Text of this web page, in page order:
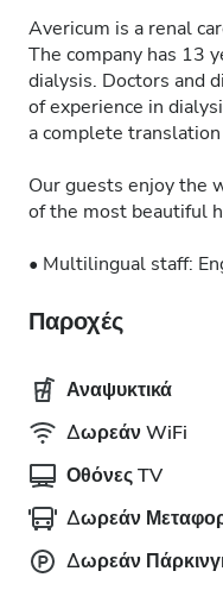
Avericum is a renal
The company has 13
dialysis. Doctors and
of experience in
a complete
Our guests enjoy the
of the most beautiful
• Multilingual staff:
Παροχές
Αναψυκτικά
Δωρεάν WiFi
Οθόνες TV
Δωρεάν
Δωρεάν